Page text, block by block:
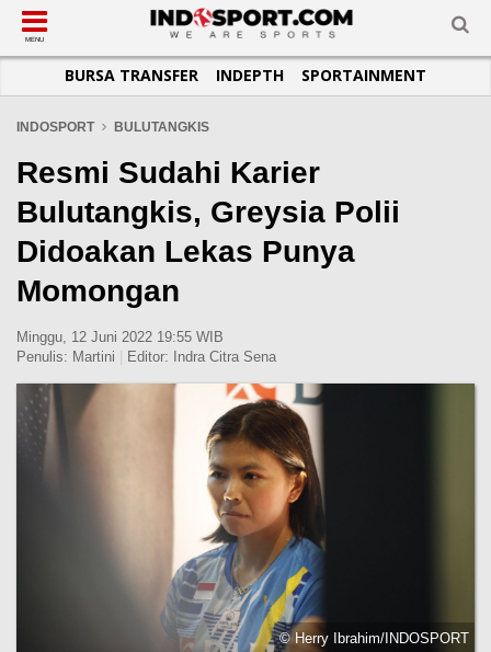
SUB-MENU
SEPAKBOLA
LIGA INGGRIS
LIGA ITALIA
LIGA SPANYOL
LIGA CHAMPIONS
LIGA JERMAN
LIGA EUROPA
SUB-MENU
SPORTAINMENT
SUB-MENU
OTOMOTIF
OTOMANIA
SUB-MENU
BASKET
FUTSAL
OLIMPIK
E-SPORT
SUB-MENU
JADWAL
SUB-MENU
TOPIK HARI INI
INFOGRAFIS
GALERI FOTO
TEMPAT OLAHRAGA
PASUKAN SEHAT
KOMUNITAS SEHAT
MENU
BURSA TRANSFER INDEPTH SPORTAINMENT
INDOSPORT BULUTANGKIS
Resmi Sudahi Karier
Bulutangkis, Greysia Polii
Didoakan Lekas Punya
Momongan
Minggu, 12 Juni 2022 19:55 WIB
Penulis: Martini Editor: Indra Citra Sena
© Herry Ibrahim/INDOSPORT